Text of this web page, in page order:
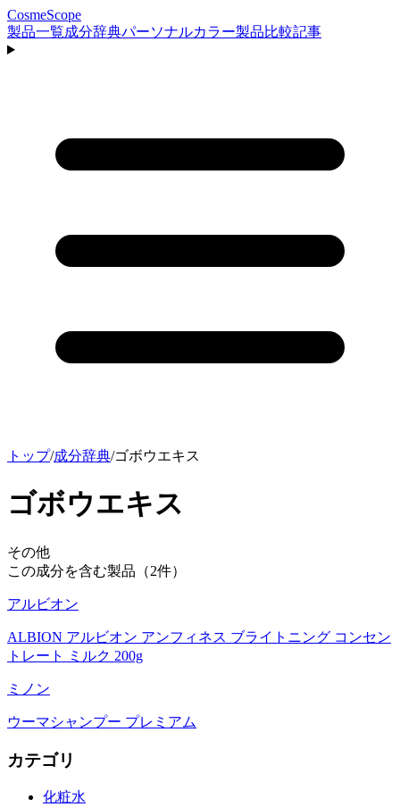
CosmeScope
製品一覧成分辞典パーソナルカラー製品比較記事
トップ/成分辞典/ゴボウエキス
ゴボウエキス
その他
この成分を含む製品（2件）
アルビオン
ALBION アルビオン アンフィネス ブライトニング コンセン
トレート ミルク 200g
ミノン
ウーマシャンプー プレミアム
カテゴリ
化粧水